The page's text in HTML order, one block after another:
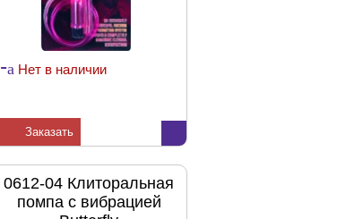
-a Нет в наличии
Заказать
0612-04 Клиторальная
помпа с вибрацией